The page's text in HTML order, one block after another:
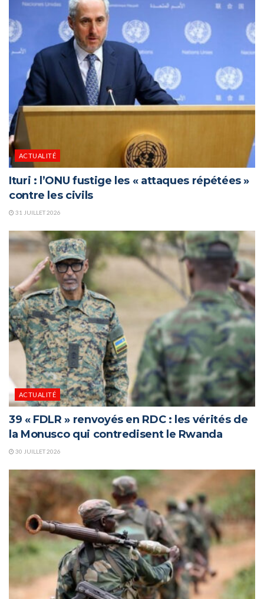
ACTUALITÉ
Ituri : l’ONU fustige les « attaques répétées »
contre les civils
31 JUILLET 2026
ACTUALITÉ
39 « FDLR » renvoyés en RDC : les vérités de
la Monusco qui contredisent le Rwanda
30 JUILLET 2026